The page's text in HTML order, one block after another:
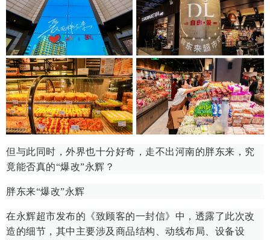
但与此同时，外界也十分好奇，走不出河南的胖东来，究
竟能否真的“爆改”永辉？
胖东来“爆改”永辉
在永辉超市发布的《致顾客的一封信》中，透露了此次改
造的细节，其中主要涉及商品结构、动线布局、设备设